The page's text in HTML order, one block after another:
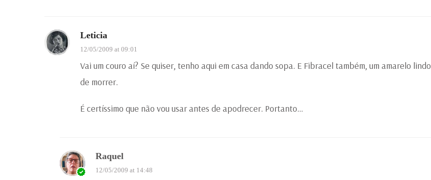
Leticia
12/05/2009 at 09:01
Vai um couro aí? Se quiser, tenho aqui em casa dando sopa. E Fibracel também, um amarelo lindo
de morrer.
É certíssimo que não vou usar antes de apodrecer. Portanto…
Raquel
12/05/2009 at 14:48